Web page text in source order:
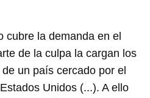
cubre la demanda en el
de la culpa la cargan los
un país cercado por el
Unidos (...). A ello